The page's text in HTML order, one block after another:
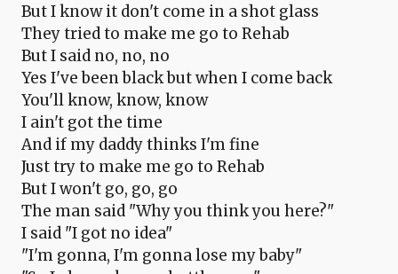
But I know it don't come in a shot glass
They tried to make me go to Rehab
But I said no, no, no
Yes I've been black but when I come back
You'll know, know, know
I ain't got the time
And if my daddy thinks I'm fine
Just try to make me go to Rehab
But I won't go, go, go
The man said "Why you think you here?"
I said "I got no idea"
"I'm gonna, I'm gonna lose my baby"